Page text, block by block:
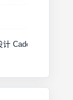
计 Cadence原理图